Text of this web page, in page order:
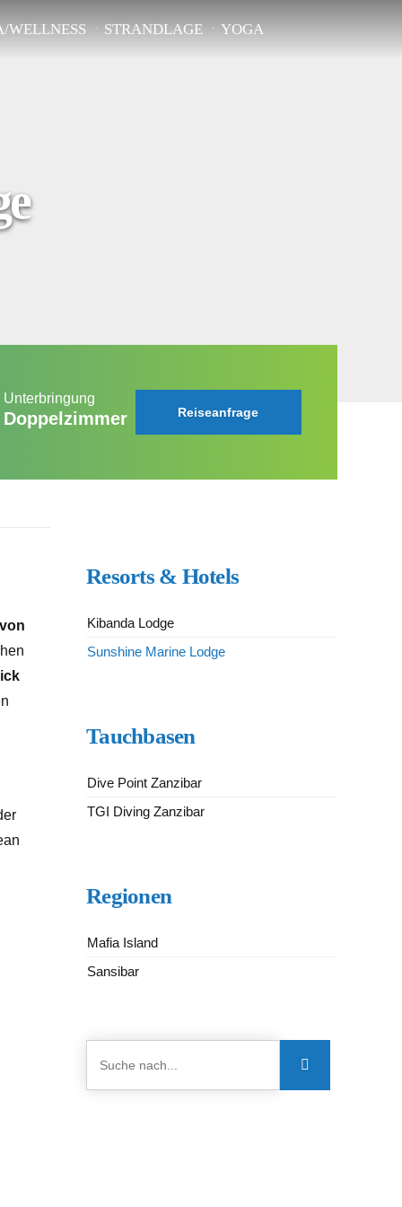
WELLNESS STRANDLAGE YOGA
Unterbringung
Doppelzimmer Reiseanfrage
Resorts & Hotels
Kibanda Lodge
Sunshine Marine Lodge
Tauchbasen
Dive Point Zanzibar
TGI Diving Zanzibar
Regionen
Mafia Island
Sansibar